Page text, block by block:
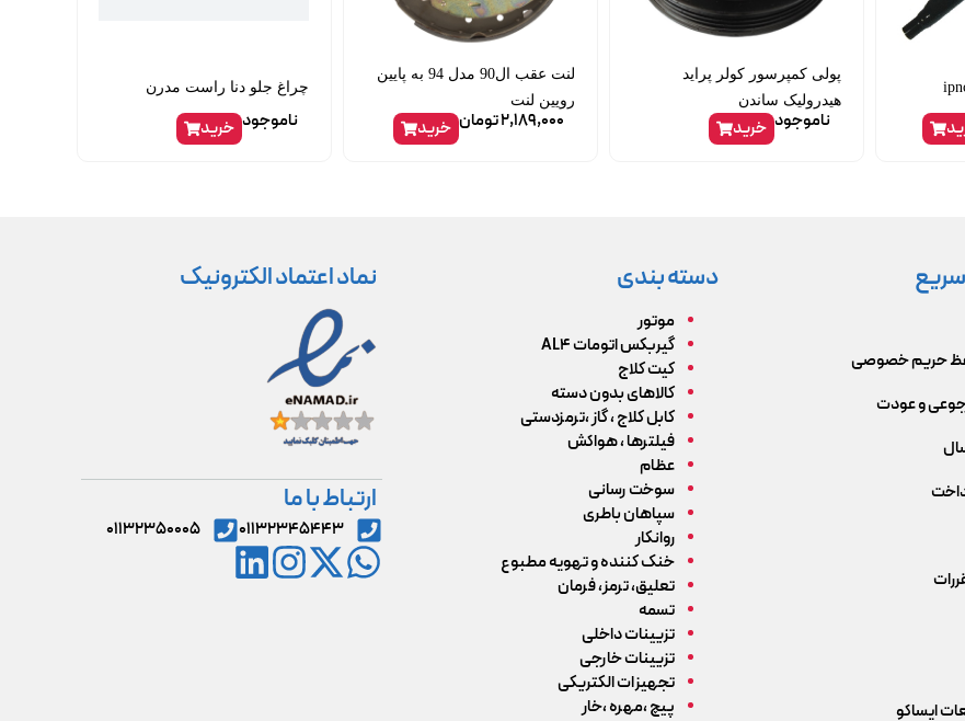
پولی کمپرسور کولر پراید
هیدرولیک ساندن
ناموجود خرید
لنت عقب ال90 مدل 94 به پایین
رویین لنت
2,189,000تومان خرید
چراغ جلو دنا راست مدرن
ناموجود خرید
حریم خصوصی
و عودت
ایساکو
دسته بندی
موتور
گیربکس اتومات AL4
کیت کلاج
کالاهای بدون دسته
کابل کلاج ، گاز ،ترمزدستی
فیلترها ، هواکش
عظام
سوخت رسانی
سپاهان باطری
روانکار
خنک کننده و تهویه مطبوع
تعلیق، ترمز، فرمان
تسمه
تزیینات داخلی
تزیینات خارجی
تجهیزات الکتریکی
پیچ ،مهره ،خار
نماد اعتماد الکترونیک
ارتباط با ما
۰۱۱۳۲۳۴۵۴۴۳ ۰۱۱۳۲۳۵۰۰۰۵